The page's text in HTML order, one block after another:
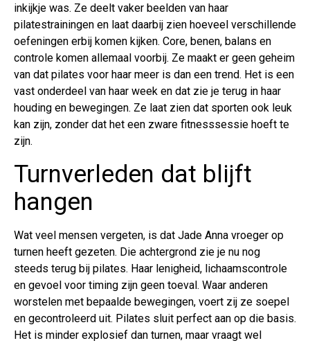
inkijkje was. Ze deelt vaker beelden van haar
pilatestrainingen en laat daarbij zien hoeveel verschillende
oefeningen erbij komen kijken. Core, benen, balans en
controle komen allemaal voorbij. Ze maakt er geen geheim
van dat pilates voor haar meer is dan een trend. Het is een
vast onderdeel van haar week en dat zie je terug in haar
houding en bewegingen. Ze laat zien dat sporten ook leuk
kan zijn, zonder dat het een zware fitnesssessie hoeft te
zijn.
Turnverleden dat blijft
hangen
Wat veel mensen vergeten, is dat Jade Anna vroeger op
turnen heeft gezeten. Die achtergrond zie je nu nog
steeds terug bij pilates. Haar lenigheid, lichaamscontrole
en gevoel voor timing zijn geen toeval. Waar anderen
worstelen met bepaalde bewegingen, voert zij ze soepel
en gecontroleerd uit. Pilates sluit perfect aan op die basis.
Het is minder explosief dan turnen, maar vraagt wel